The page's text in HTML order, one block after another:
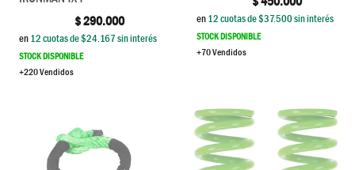
$290.000
en12cuotas de $24.167sin interés
STOCK DISPONIBLE
+220 Vendidos
en12cuotas de $37.500sin interés
STOCK DISPONIBLE
+70 Vendidos